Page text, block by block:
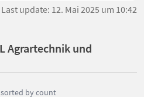
Last update: 12. Mai 2025 um 10:42
Agrartechnik und
sorted by count